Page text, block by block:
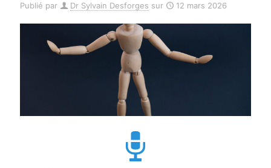
Publié par Dr Sylvain Desforges sur 12 mars 2026